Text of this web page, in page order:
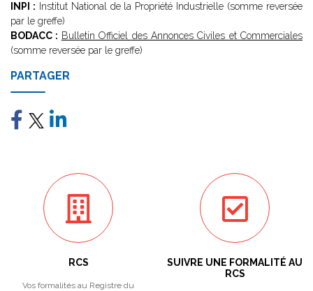
INPI : Institut National de la Propriété Industrielle (somme reversée
par le greffe)
BODACC : Bulletin Officiel des Annonces Civiles et Commerciales
(somme reversée par le greffe)
PARTAGER
RCS
Vos formalités au Registre du
SUIVRE UNE FORMALITÉ AU
RCS